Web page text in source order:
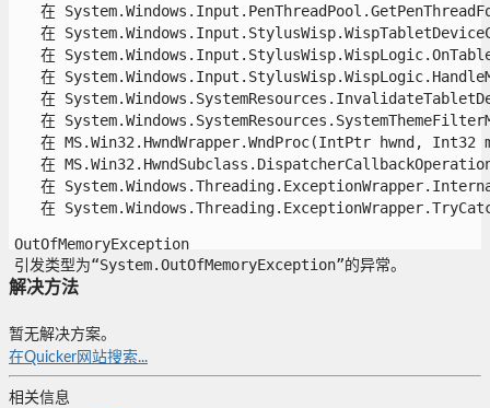
在
在
在
在
在
在
在 MS.Win32.HwndWrapper.WndProc(IntPtr hwnd,
在
在
在
OutOfMemoryException
引发类型为“System.OutOfMemoryException”的异常。
解决方法
暂无解决方案。
在Quicker网站搜索...
相关信息